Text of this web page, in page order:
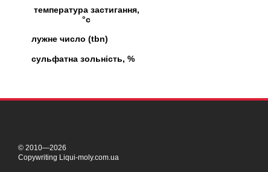
температура застигання,
°c
лужне число (tbn)
сульфатна зольність, %
© 2010—2026
Copywriting Liqui-moly.com.ua